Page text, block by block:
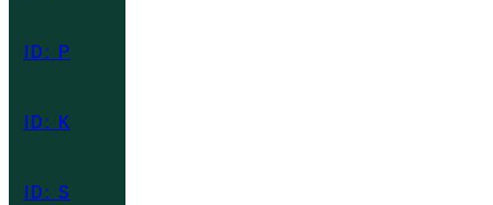
ID: P
ID: K
ID: S